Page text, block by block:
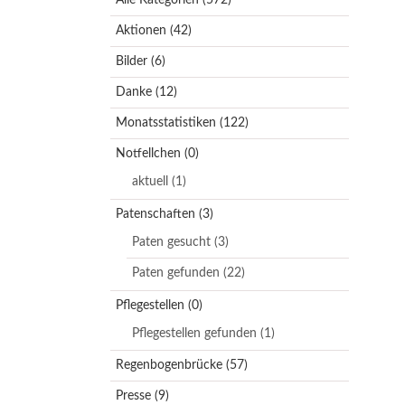
Aktionen (42)
Bilder (6)
Danke (12)
Monatsstatistiken (122)
Notfellchen (0)
aktuell (1)
Patenschaften (3)
Paten gesucht (3)
Paten gefunden (22)
Pflegestellen (0)
Pflegestellen gefunden (1)
Regenbogenbrücke (57)
Presse (9)